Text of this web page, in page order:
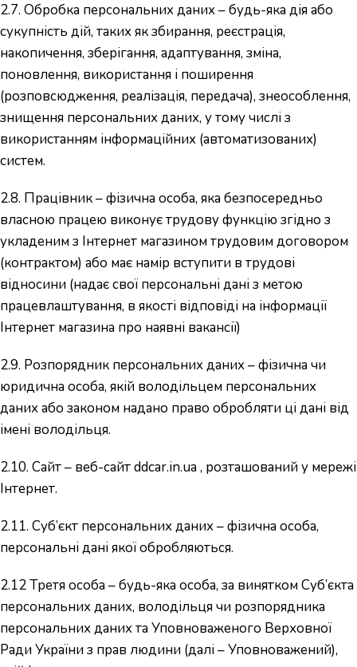
2.7. Обробка персональних даних – будь-яка дія або
сукупність дій, таких як збирання, реєстрація,
накопичення, зберігання, адаптування, зміна,
поновлення, використання і поширення
(розповсюдження, реалізація, передача), знеособлення,
знищення персональних даних, у тому числі з
використанням інформаційних (автоматизованих)
систем.
2.8. Працівник – фізична особа, яка безпосередньо
власною працею виконує трудову функцію згідно з
укладеним з Інтернет магазином трудовим договором
(контрактом) або має намір вступити в трудові
відносини (надає свої персональні дані з метою
працевлаштування, в якості відповіді на інформації
Інтернет магазина про наявні вакансії)
2.9. Розпорядник персональних даних – фізична чи
юридична особа, якій володільцем персональних
даних або законом надано право обробляти ці дані від
імені володільця.
2.10. Сайт – веб-сайт ddcar.in.ua , розташований у мережі
Інтернет.
2.11. Суб’єкт персональних даних – фізична особа,
персональні дані якої обробляються.
2.12 Третя особа – будь-яка особа, за винятком Суб’єкта
персональних даних, володільця чи розпорядника
персональних даних та Уповноваженого Верховної
Ради України з прав людини (далі – Уповноважений),